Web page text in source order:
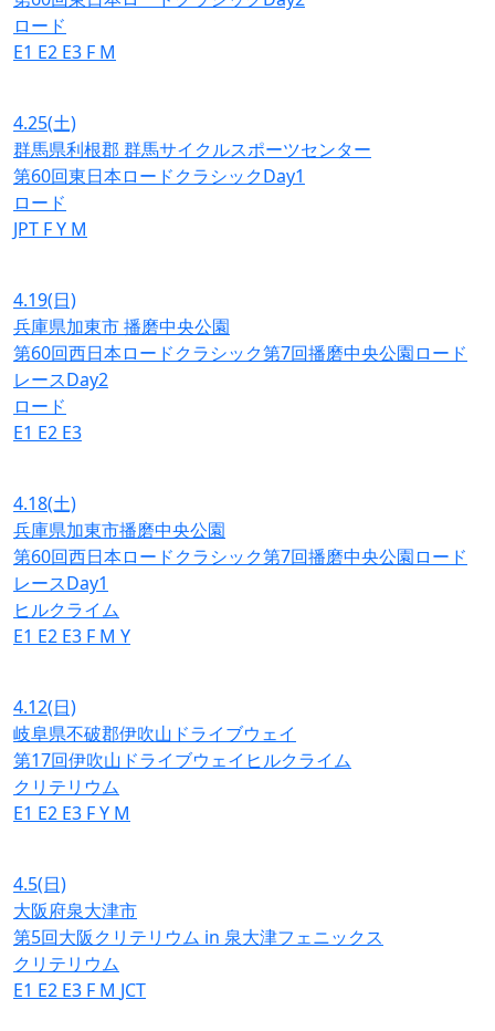
ロード
E1 E2 E3 F M
4.25(土)
群馬県利根郡 群馬サイクルスポーツセンター
第60回東日本ロードクラシックDay1
ロード
JPT FY M
4.19(日)
兵庫県加東市 播磨中央公園
第60回西日本ロードクラシック第7回播磨中央公園ロード
レースDay2
ロード
E1 E2 E3
4.18(土)
兵庫県加東市播磨中央公園
第60回西日本ロードクラシック第7回播磨中央公園ロード
レースDay1
ヒルクライム
E1 E2 E3 F M Y
4.12(日)
岐阜県不破郡伊吹山ドライブウェイ
第17回伊吹山ドライブウェイヒルクライム
クリテリウム
E1 E2 E3 FY M
4.5(日)
大阪府泉大津市
第5回大阪クリテリウム in 泉大津フェニックス
クリテリウム
E1 E2 E3 F M JCT